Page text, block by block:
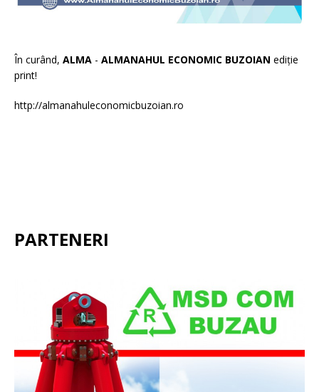
În curând, ALMA - ALMANAHUL ECONOMIC BUZOIAN ediție
print!
http://almanahuleconomicbuzoian.ro
PARTENERI